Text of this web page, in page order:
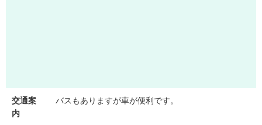
交通案
内
バスもありますが車が便利です。